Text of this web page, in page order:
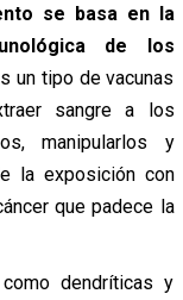
se basa en la
de los
un tipo de vacunas
sangre a los
manipularlos y
la exposición con
que padece la
dendríticas y